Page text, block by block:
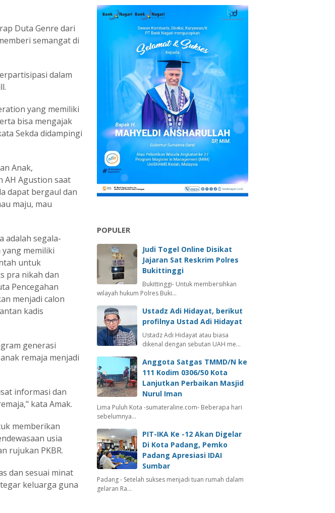
Duta Genre dari
semangat di
dalam
yang memiliki
bisa mengajak
Sekda didampingi
Anak,
AH Agustion saat
dapat bergaul dan
maju, mau
adalah segala-
memiliki
untuk
pra nikah dan
Pencegahan
menjadi calon
kadis
generasi
remaja menjadi
informasi dan
kata Amak.
memberikan
usia
rujukan PKBR.
dan sesuai minat
keluarga guna
POPULER
Judi Togel Online Disikat
Jajaran Sat Reskrim Polres
Bukittinggi
Bukittinggi- Untuk membersihkan
wilayah hukum Polres Buki…
Ustadz Adi Hidayat, berikut
profilnya Ustad Adi Hidayat
Ustadz Adi Hidayat atau biasa
dikenal dengan sebutan UAH me…
Anggota Satgas TMMD/N ke
111 Kodim 0306/50 Kota
Lanjutkan Perbaikan Masjid
Nurul Iman
Lima Puluh Kota -sumateraline.com- Beberapa hari
sebelumnya…
PIT-IKA Ke -12 Akan Digelar
Di Kota Padang, Pemko
Padang Apresiasi IDAI
Sumbar
Padang - Setelah sukses menjadi tuan rumah dalam
gelaran Ra…